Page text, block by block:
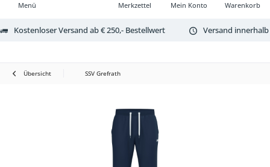
Kostenloser Versand ab € 250,- Bestellwert Versand
Warenkorb
Merkzettel Mein Konto
Menü
Übersicht SSV Grefrath